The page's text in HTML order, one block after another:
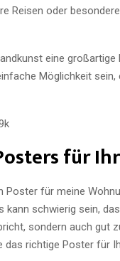
Reisen oder
eine
Möglichkeit
für
für meine
kann schwierig sein,
sondern auch gut
richtige Poster für